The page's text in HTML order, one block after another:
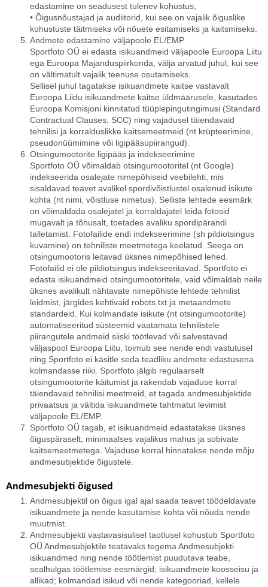
edastamine on seadusest tulenev kohustus;
• Õigusnõustajad ja audiitorid, kui see on vajalik õiguslike
kohustuste täitmiseks või nõuete esitamiseks ja kaitsmiseks.
Andmete edastamine väljapoole EL/EMP
Sportfoto OÜ ei edasta isikuandmeid väljapoole Euroopa Liitu
ega Euroopa Majanduspiirkonda, välja arvatud juhul, kui see
on vältimatult vajalik teenuse osutamiseks.
Sellisel juhul tagatakse isikuandmete kaitse vastavalt
Euroopa Liidu isikuandmete kaitse üldmäärusele, kasutades
Euroopa Komisjoni kinnitatud tüüplepingutingimusi (Standard
Contractual Clauses, SCC) ning vajadusel täiendavaid
tehnilisi ja korralduslikke kaitsemeetmeid (nt krüpteerimine,
pseudonüümimine või ligipääsupiirangud).
Otsingumootorite ligipääs ja indekseerimine
Sportfoto OÜ võimaldab otsingumootoritel (nt Google)
indekseerida osalejate nimepõhiseid veebilehti, mis
sisaldavad teavet avalikel spordivõistlustel osalenud isikute
kohta (nt nimi, võistluse nimetus). Selliste lehtede eesmärk
on võimaldada osalejatel ja korraldajatel leida fotosid
mugavalt ja tõhusalt, toetades avaliku spordipärandi
talletamist. Fotofailide endi indekseerimine (sh pildiotsingus
kuvamine) on tehniliste meetmetega keelatud. Seega on
otsingumootoris leitavad üksnes nimepõhised lehed.
Fotofailid ei ole pildiotsingus indekseeritavad. Sportfoto ei
edasta isikuandmeid otsingumootoritele, vaid võimaldab neile
üksnes avalikult nähtavate nimepõhiste lehtede tehnilist
leidmist, järgides kehtivaid robots.txt ja metaandmete
standardeid. Kui kolmandate isikute (nt otsingumootorite)
automatiseeritud süsteemid vaatamata tehnilistele
piirangutele andmeid siiski töötlevad või salvestavad
väljaspool Euroopa Liitu, toimub see nende endi vastutusel
ning Sportfoto ei käsitle seda teadliku andmete edastusena
kolmandasse riiki. Sportfoto jälgib regulaarselt
otsingumootorite käitumist ja rakendab vajaduse korral
täiendavaid tehnilisi meetmeid, et tagada andmesubjektide
privaatsus ja vältida isikuandmete tahtmatut levimist
väljapoole EL/EMP.
Sportfoto OÜ tagab, et isikuandmeid edastatakse üksnes
õiguspäraselt, minimaalses vajalikus mahus ja sobivate
kaitsemeetmetega. Vajaduse korral hinnatakse nende mõju
andmesubjektide õigustele.
Andmesubjekti õigused
Andmesubjektil on õigus igal ajal saada teavet töödeldavate
isikuandmete ja nende kasutamise kohta või nõuda nende
muutmist.
Andmesubjekti vastavasisulisel taotlusel kohustub Sportfoto
OÜ Andmesubjektile teatavaks tegema Andmesubjekti
isikuandmed ning nende töötlemist puudutava teabe,
sealhulgas töötlemise eesmärgid; isikuandmete koosseisu ja
allikad; kolmandad isikud või nende kategooriad, kellele